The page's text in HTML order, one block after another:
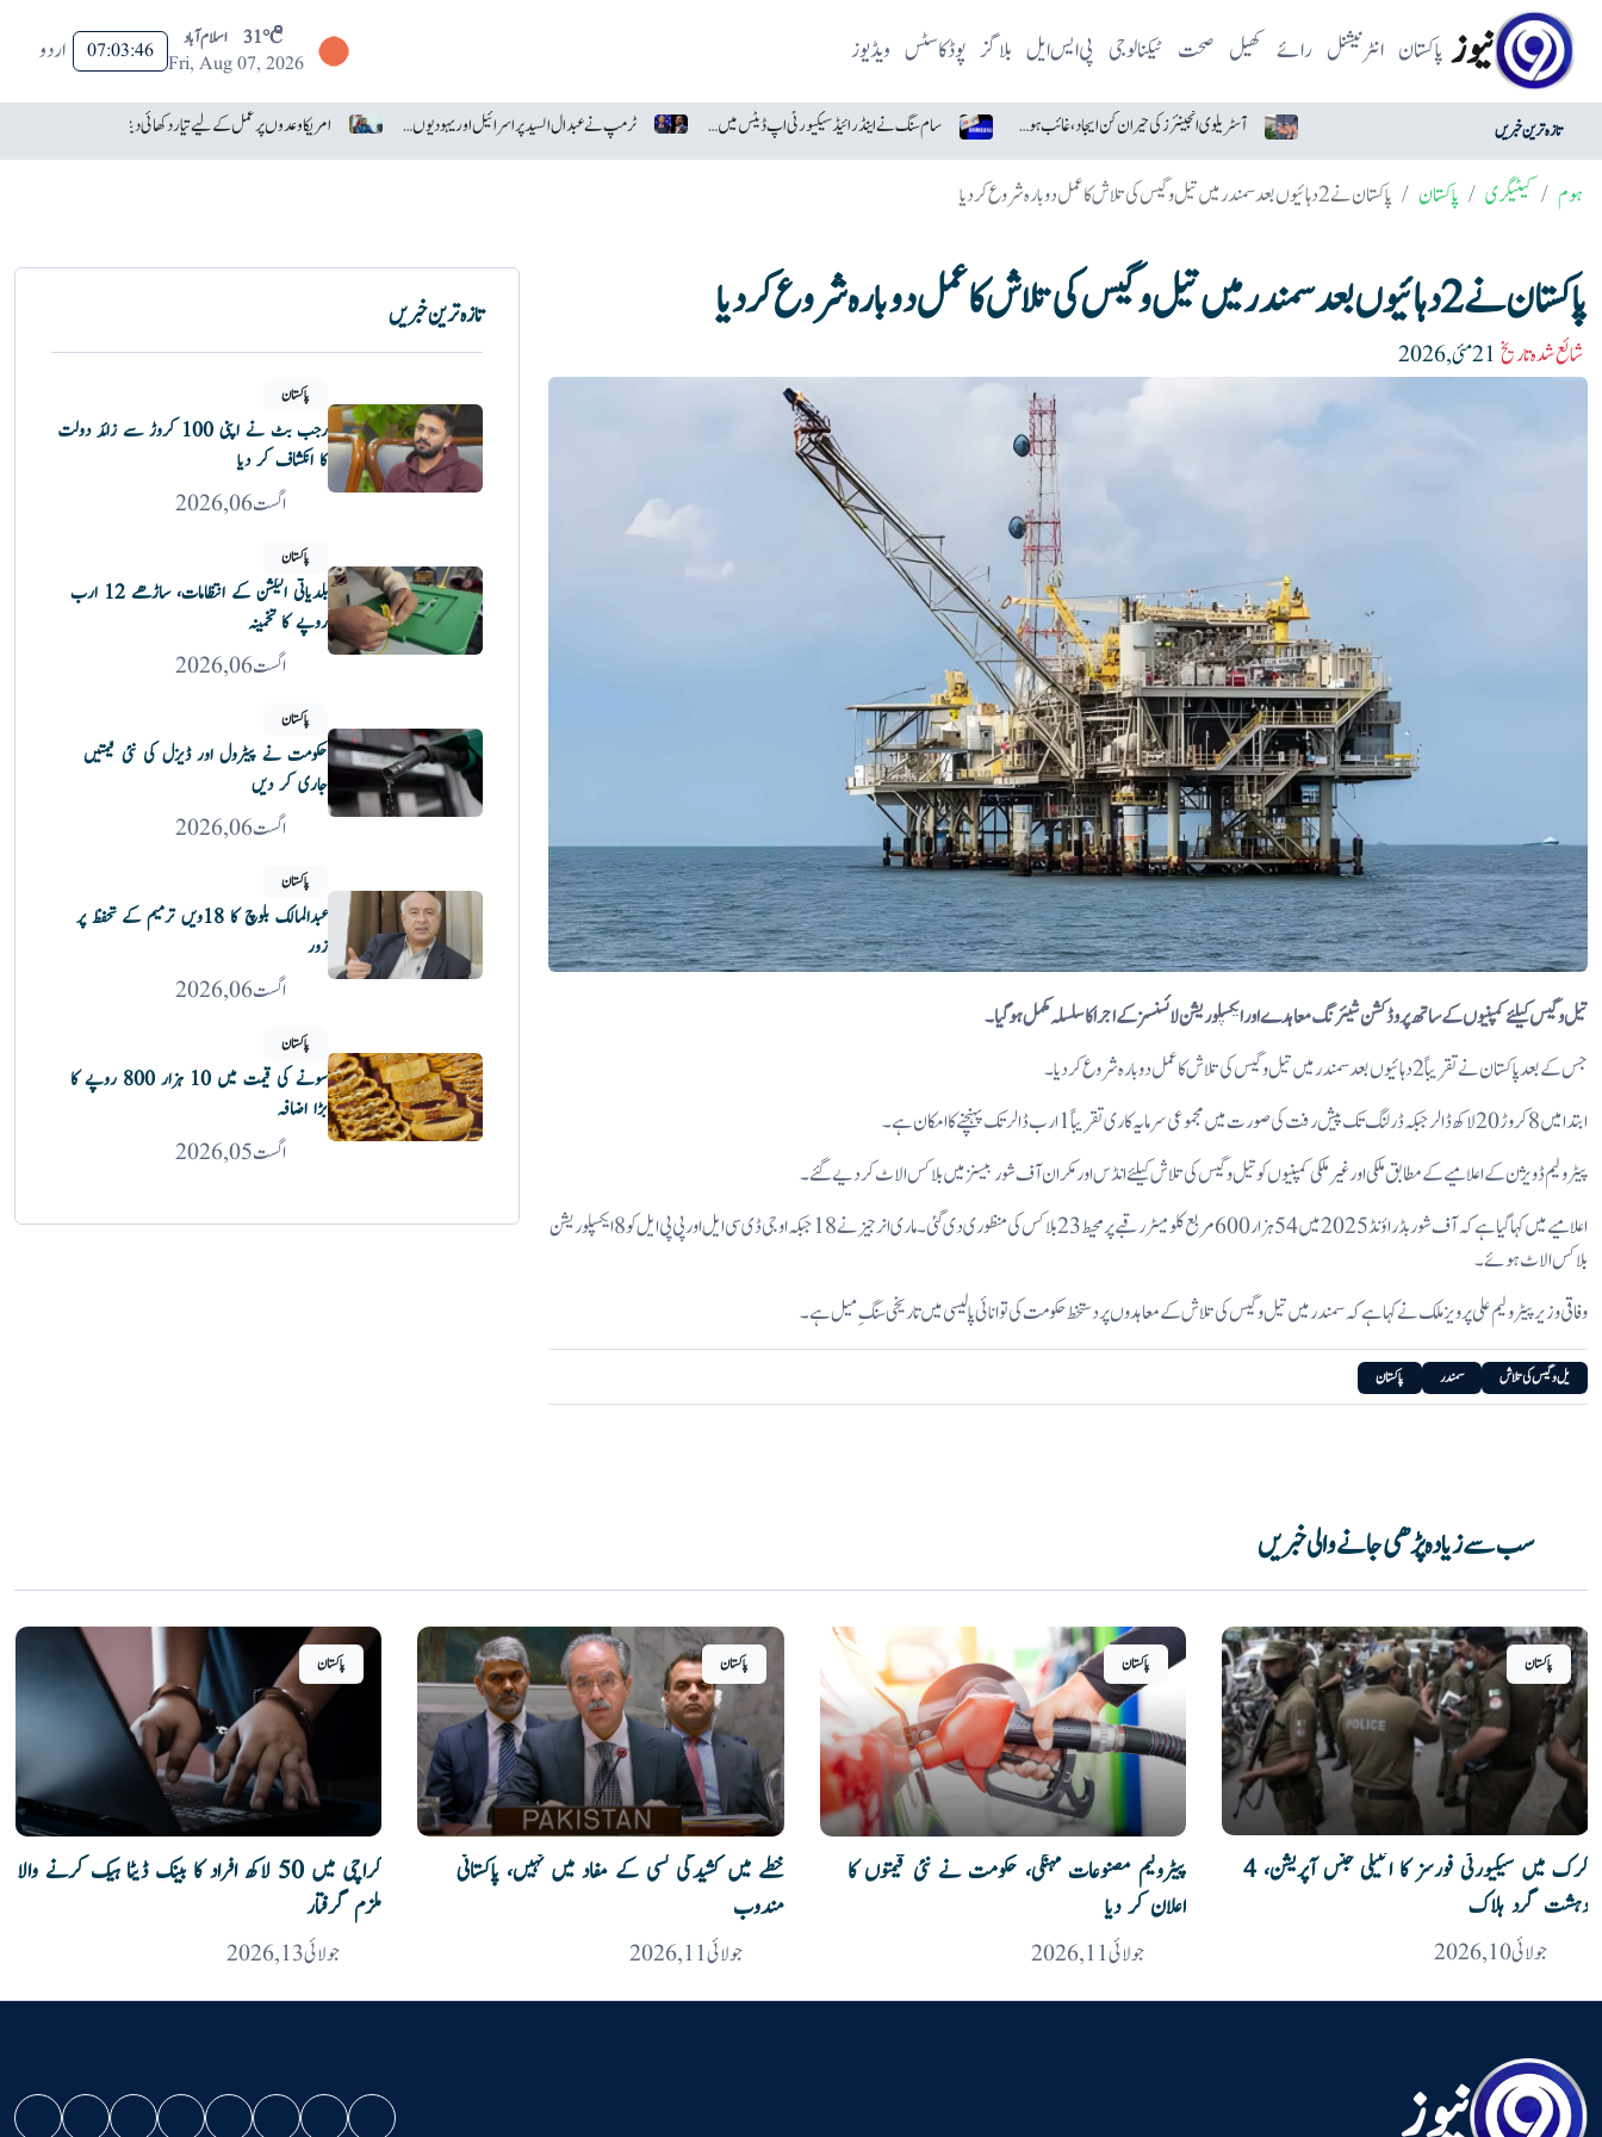
نیوز پاکستان انٹرنیشنل رائے کھیل صحت ٹیکنالوجی پی ایس ایل بلاگز پوڈکاسٹس ویڈیوز 31°C
اسلام آباد
Fri, Aug 07, 2026
07:03:47 اردو
تازہ ترین خبریں آسٹریلوی انجینئرز کی حیران کن ایجاد، غائب ہونے والا ڈرون تیار سام سنگ نے اینڈرائیڈ سیکیورٹی اپ ڈیٹس میں گوگل کو پیچھے چھوڑ دیا ٹرمپ نے عبدال السید پر اسرائیل اور یہودیوں سے نفرت کا الزام لگا دیا امریکا وعدوں پر عمل کے لیے تیار دکھائی دیتا ہے: ایران
ہوم کیٹیگری پاکستان پاکستان نے 2 دہائیوں بعد سمندر میں تیل و گیس کی تلاش کا عمل دوبارہ شروع کر دیا
پاکستان نے 2 دہائیوں بعد سمندر میں تیل و گیس کی تلاش کا عمل دوبارہ شروع کر دیا
شائع شدہ تاریخ
تیل و گیس کیلئے کمپنیوں کے ساتھ پرو ڈکشن شیئرنگ معاہدے اور ایکسپلوریشن لائسنسزکے اجرا کا سلسلہ مکمل ہوگیا۔
جس کے بعد پاکستان نے تقریباً 2 دہائیوں بعد سمندر میں تیل و گیس کی تلاش کا عمل دوبارہ شروع کر دیا۔
ابتدا میں 8 کروڑ 20 لاکھ ڈالر جبکہ ڈرلنگ تک پیش رفت کی صورت میں مجموعی سرمایہ کاری تقریباً1 ارب ڈالر تک پہنچنے کا امکان ہے ۔
پیٹرولیم ڈویژن کے اعلامیے کے مطابق ملکی اور غیر ملکی کمپنیوں کو تیل و گیس کی تلاش کیلئے انڈس اور مکران آف شور بیسنز میں بلاکس الاٹ کردیے گئے ۔
اعلامیے میں کہا گیا ہے کہ آف شور بڈ راؤنڈ 2025 میں 54 ہزار 600 مربع کلومیٹر رقبے پر محیط 23 بلاکس کی منظوری دی گئی ۔ ماری انرجیز نے 18 جبکہ او جی ڈی سی ایل اور پی پی ایل کو 8 ایکسپلوریشن
بلاکس الاٹ ہوئے ۔
وفاقی وزیر پیٹرولیم علی پرویز ملک نے کہا ہے کہ سمندر میں تیل و گیس کی تلاش کے معاہدوں پر دستخط حکومت کی توانائی پالیسی میں تاریخی سنگِ میل ہے۔
یل و گیس کی تلاش سمندر پاکستان
تازہ ترین خبریں
پاکستان
رجب بٹ نے اپنی 100 کروڑ سے زائد دولت
کا انکشاف کر دیا
اگست 06, 2026
پاکستان
بلدیاتی الیکشن کے انتظامات، ساڑھے 12 ارب
روپے کا تخمینہ
اگست 06, 2026
پاکستان
حکومت نے پیٹرول اور ڈیزل کی نئی قیمتیں
جاری کر دیں
اگست 06, 2026
پاکستان
عبدالمالک بلوچ کا 18ویں ترمیم کے تحفظ پر
زور
اگست 06, 2026
پاکستان
سونے کی قیمت میں 10 ہزار 800 روپے کا
بڑا اضافہ
اگست 05, 2026
سب سے زیادہ پڑھی جانے والی خبریں
پاکستان
کرک میں سیکیورٹی فورسز کا انٹیلی جنس آپریشن، 4
دہشت گرد ہلاک
جولائی 10, 2026
پاکستان
پیٹرولیم مصنوعات مہنگی، حکومت نے نئی قیمتوں کا
اعلان کر دیا
جولائی 11, 2026
پاکستان
خطے میں کشیدگی کسی کے مفاد میں نہیں، پاکستانی
مندوب
جولائی 11, 2026
پاکستان
کراچی میں 50 لاکھ افراد کا بینک ڈیٹا ہیک کرنے والا
ملزم گرفتار
جولائی 13, 2026